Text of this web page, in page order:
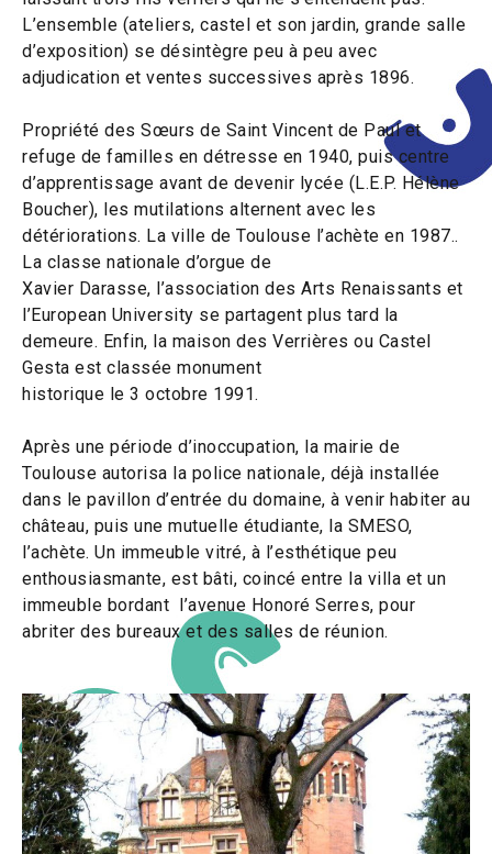
L’ensemble (ateliers, castel et son jardin, grande salle
d’exposition) se désintègre peu à peu avec
adjudication et ventes successives après 1896.
Propriété des Sœurs de Saint Vincent de Paul et
refuge de familles en détresse en 1940, puis centre
d’apprentissage avant de devenir lycée (L.E.P. Hélène
Boucher), les mutilations alternent avec les
détériorations. La ville de Toulouse l’achète en 1987..
La classe nationale d’orgue de
Xavier Darasse, l’association des Arts Renaissants et
l’European University se partagent plus tard la
demeure. Enfin, la maison des Verrières ou Castel
Gesta est classée monument
historique le 3 octobre 1991.
Après une période d’inoccupation, la mairie de
Toulouse autorisa la police nationale, déjà installée
dans le pavillon d’entrée du domaine, à venir habiter au
château, puis une mutuelle étudiante, la SMESO,
l’achète. Un immeuble vitré, à l’esthétique peu
enthousiasmante, est bâti, coincé entre la villa et un
immeuble bordant l’avenue Honoré Serres, pour
abriter des bureaux et des salles de réunion.